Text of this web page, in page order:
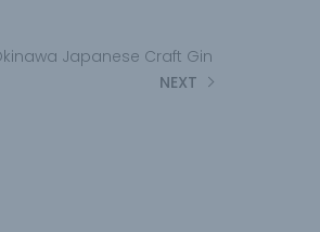
Japanese Craft Gin
NEXT